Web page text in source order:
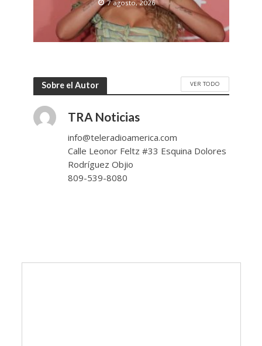
7 agosto, 2026
Sobre el Autor VER TODO
TRA Noticias
info@teleradioamerica.com
Calle Leonor Feltz #33 Esquina Dolores
Rodríguez Objio
809-539-8080